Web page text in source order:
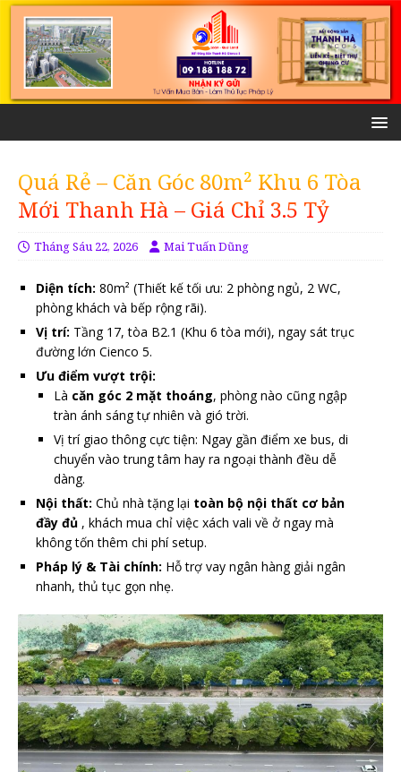
Quá Rẻ – Căn Góc 80m² Khu 6 Tòa
Mới Thanh Hà – Giá Chỉ 3.5 Tỷ
Tháng Sáu 22, 2026 Mai Tuấn Dũng
Diện tích: 80m² (Thiết kế tối ưu: 2 phòng ngủ, 2 WC,
phòng khách và bếp rộng rãi).
Vị trí: Tầng 17, tòa B2.1 (Khu 6 tòa mới), ngay sát trục
đường lớn Cienco 5.
Ưu điểm vượt trội:
Là căn góc 2 mặt thoáng, phòng nào cũng ngập
tràn ánh sáng tự nhiên và gió trời.
Vị trí giao thông cực tiện: Ngay gần điểm xe bus, di
chuyển vào trung tâm hay ra ngoại thành đều dễ
dàng.
Nội thất: Chủ nhà tặng lại toàn bộ nội thất cơ bản
đầy đủ , khách mua chỉ việc xách vali về ở ngay mà
không tốn thêm chi phí setup.
Pháp lý & Tài chính: Hỗ trợ vay ngân hàng giải ngân
nhanh, thủ tục gọn nhẹ.